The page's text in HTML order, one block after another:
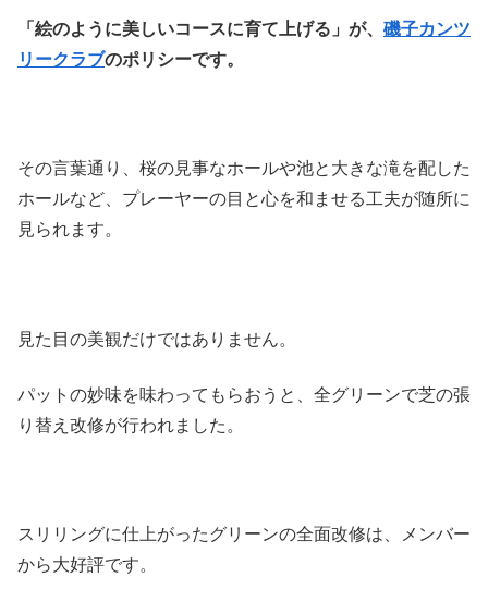
「絵のように美しいコースに育て上げる」が、 磯子カンツ
リークラブのポリシーです。
その言葉通り、桜の見事なホールや池と大きな滝を配した
ホールなど、プレーヤーの目と心を和ませる工夫が随所に
見られます。
見た目の美観だけではありません。
パットの妙味を味わってもらおうと、全グリーンで芝の張
り替え改修が行われました。
スリリングに仕上がったグリーンの全面改修は、メンバー
から大好評です。